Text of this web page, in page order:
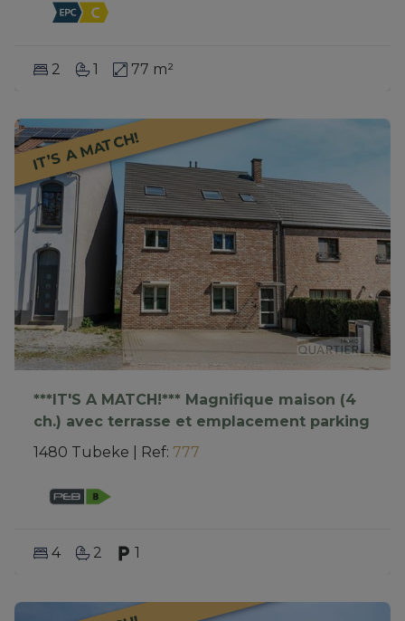
2 1 77 m²
IT’S A MATCH!
***IT'S A MATCH!*** Magnifique maison (4
ch.) avec terrasse et emplacement parking
1480 Tubeke
Ref: 777
4 2 1